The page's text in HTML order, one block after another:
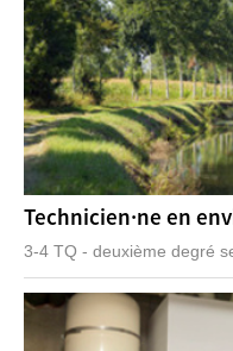
Technicien·ne en
3-4 TQ - deuxième degré